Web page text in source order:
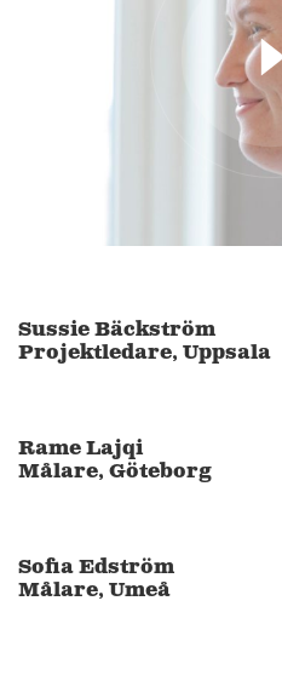
Sussie Bäckström
Projektledare, Uppsala
Rame Lajqi
Målare, Göteborg
Sofia Edström
Målare, Umeå